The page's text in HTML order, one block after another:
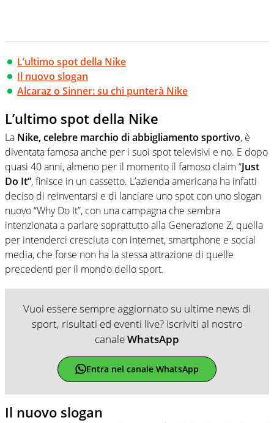
L’ultimo spot della Nike
Il nuovo slogan
Alcaraz o Sinner: su chi punterà Nike
L’ultimo spot della Nike
La Nike, celebre marchio di abbigliamento sportivo, è
diventata famosa anche per i suoi spot televisivi e no. E dopo
quasi 40 anni, almeno per il momento il famoso claim “Just
Do It”, finisce in un cassetto. L’azienda americana ha infatti
deciso di reinventarsi e di lanciare uno spot con uno slogan
nuovo “Why Do It”, con una campagna che sembra
intenzionata a parlare soprattutto alla Generazione Z, quella
per intenderci cresciuta con internet, smartphone e social
media, che forse non ha la stessa attrazione di quelle
precedenti per il mondo dello sport.
Vuoi essere sempre aggiornato su ultime news di
sport, risultati ed eventi live? Iscriviti al nostro
canaleWhatsApp
Entra nel canale WhatsApp
Il nuovo slogan